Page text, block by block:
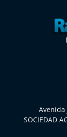
Avenida
SOCIEDAD